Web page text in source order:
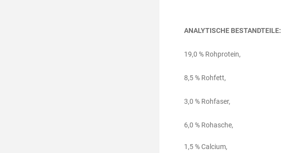
ANALYTISCHE BESTANDTEILE:
19,0 % Rohprotein,
8,5 % Rohfett,
3,0 % Rohfaser,
6,0 % Rohasche,
1,5 % Calcium,